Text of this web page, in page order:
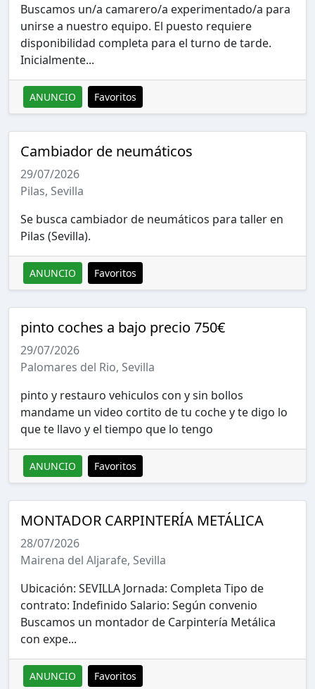
Buscamos un/a camarero/a experimentado/a para
unirse a nuestro equipo. El puesto requiere
disponibilidad completa para el turno de tarde.
Inicialmente...
ANUNCIO Favoritos
Cambiador de neumáticos
29/07/2026
Pilas, Sevilla
Se busca cambiador de neumáticos para taller en
Pilas (Sevilla).
ANUNCIO Favoritos
pinto coches a bajo precio 750€
29/07/2026
Palomares del Rio, Sevilla
pinto y restauro vehiculos con y sin bollos
mandame un video cortito de tu coche y te digo lo
que te llavo y el tiempo que lo tengo
ANUNCIO Favoritos
MONTADOR CARPINTERÍA METÁLICA
28/07/2026
Mairena del Aljarafe, Sevilla
Ubicación: SEVILLA Jornada: Completa Tipo de
contrato: Indefinido Salario: Según convenio
Buscamos un montador de Carpintería Metálica
con expe...
ANUNCIO Favoritos